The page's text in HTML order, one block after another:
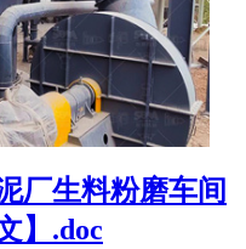
厂生料粉磨车间
】.doc